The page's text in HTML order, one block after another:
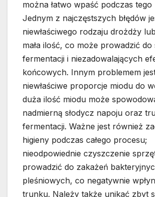
można łatwo wpaść podczas tego
Jednym z najczęstszych błędów
niewłaściwego rodzaju drożdży
mała ilość, co może prowadzić do
fermentacji i niezadowalających
końcowych. Innym problemem
niewłaściwe proporcje miodu do
duża ilość miodu może
nadmierną słodycz napoju oraz
fermentacji. Ważne jest również
higieny podczas całego procesu;
nieodpowiednie czyszczenie
prowadzić do zakażeń
pleśniowych, co negatywnie
trunku. Należy także unikać zbyt